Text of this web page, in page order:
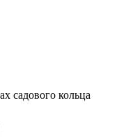
садового кольца